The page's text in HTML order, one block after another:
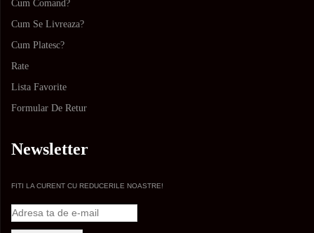
Cum Comand?
Cum Se Livreaza?
Cum Platesc?
Rate
Lista Favorite
Formular De Retur
Newsletter
FITI LA CURENT CU REDUCERILE NOASTRE!